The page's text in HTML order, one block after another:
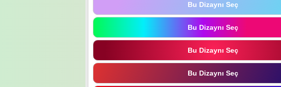
Bu Dizaynı Seç
Bu Dizaynı Seç
Bu Dizaynı Seç
Bu Dizaynı Seç